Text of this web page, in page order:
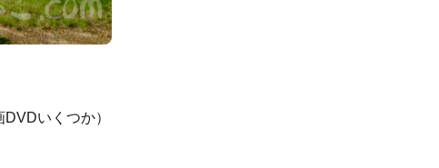
いくつか）